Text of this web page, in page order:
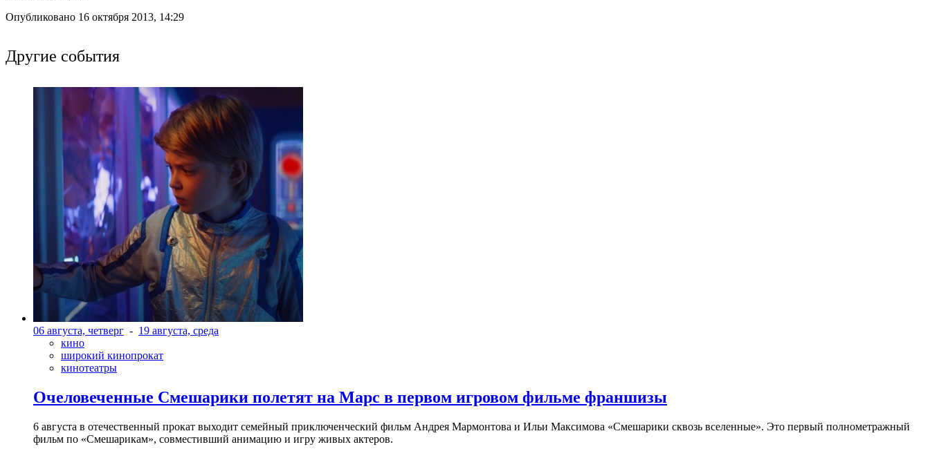
Опубликовано 16 октября 2013, 14:29
Другие события
06 августа, четверг - 19 августа, среда
кино
широкий кинопрокат
кинотеатры
Очеловеченные Смешарики полетят на Марс в первом игровом фильме франшизы
6 августа в отечественный прокат выходит семейный приключенческий фильм Андрея Мармонтова и Ильи Максимова «Смешарики сквозь вселенные». Это первый полнометражный
фильм по «Смешарикам», совместивший анимацию и игру живых актеров.